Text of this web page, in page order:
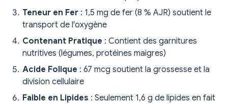
Teneur en Fer : 1,5 mg de fer (8 % AJR) soutient le
transport de l'oxygène
Contenant Pratique : Contient des garnitures
nutritives (légumes, protéines maigres)
Acide Folique : 67 mcg soutient la grossesse et la
division cellulaire
Faible en Lipides : Seulement 1,6 g de lipides en fait